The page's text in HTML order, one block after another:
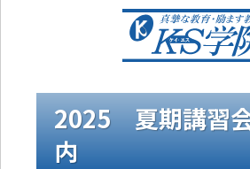
2025 夏期講習
内